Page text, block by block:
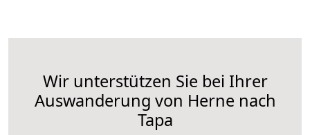
Wir unterstützen Sie bei Ihrer
Auswanderung von Herne nach
Tapa